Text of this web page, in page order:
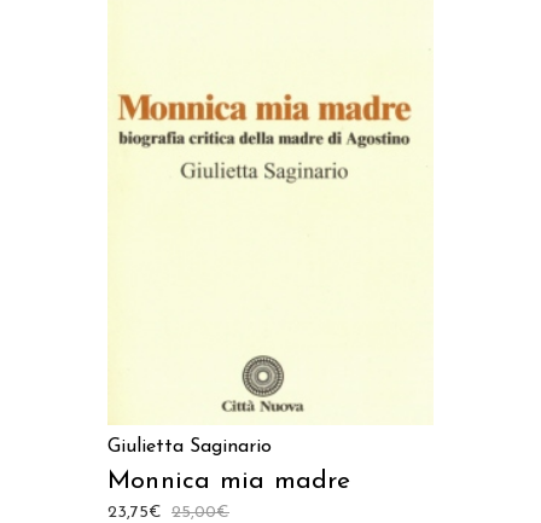
AGGIUNGI AL CARRELLO
Giulietta Saginario
Monnica mia madre
25,00€
23,75€